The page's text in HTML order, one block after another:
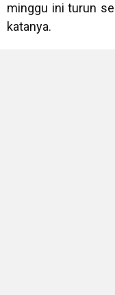
minggu ini turun
katanya.